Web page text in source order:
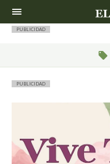
PUBLICIDAD
PUBLICIDAD